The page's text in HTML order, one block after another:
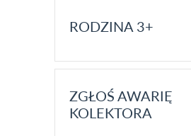
RODZINA 3+
ZGŁOŚ AWARIĘ
KOLEKTORA